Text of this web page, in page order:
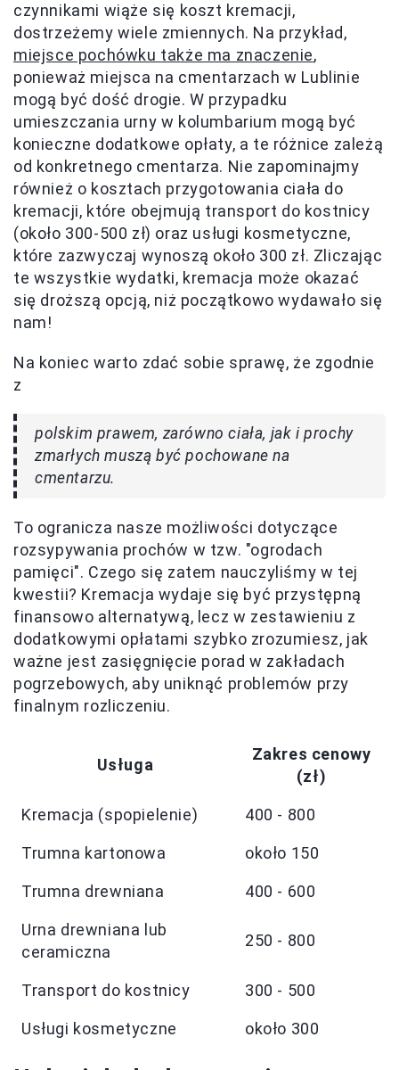
czynnikami wiąże się koszt kremacji,
dostrzeżemy wiele zmiennych. Na przykład,
miejsce pochówku także ma znaczenie,
ponieważ miejsca na cmentarzach w Lublinie
mogą być dość drogie. W przypadku
umieszczania urny w kolumbarium mogą być
konieczne dodatkowe opłaty, a te różnice zależą
od konkretnego cmentarza. Nie zapominajmy
również o kosztach przygotowania ciała do
kremacji, które obejmują transport do kostnicy
(około 300-500 zł) oraz usługi kosmetyczne,
które zazwyczaj wynoszą około 300 zł. Zliczając
te wszystkie wydatki, kremacja może okazać
się droższą opcją, niż początkowo wydawało się
nam!
Na koniec warto zdać sobie sprawę, że zgodnie
z
polskim prawem, zarówno ciała, jak i prochy
zmarłych muszą być pochowane na
cmentarzu.
To ogranicza nasze możliwości dotyczące
rozsypywania prochów w tzw. "ogrodach
pamięci". Czego się zatem nauczyliśmy w tej
kwestii? Kremacja wydaje się być przystępną
finansowo alternatywą, lecz w zestawieniu z
dodatkowymi opłatami szybko zrozumiesz, jak
ważne jest zasięgnięcie porad w zakładach
pogrzebowych, aby uniknąć problemów przy
finalnym rozliczeniu.
Usługa
Zakres cenowy
(zł)
Kremacja (spopielenie) 400 - 800
Trumna kartonowa około 150
Trumna drewniana 400 - 600
Urna drewniana lub
ceramiczna
250 - 800
Transport do kostnicy 300 - 500
Usługi kosmetyczne około 300